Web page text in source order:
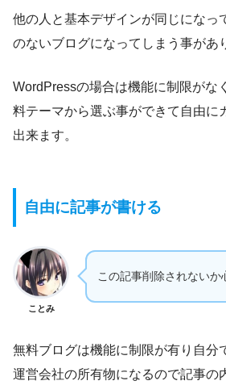
他の人と基本デザインが同じになっ
のないブログになってしまう事があ
WordPressの場合は機能に制限がな
料テーマから選ぶ事ができて自由に
出来ます。
自由に記事が書ける
ことみ
この記事削除されないか
無料ブログは機能に制限が有り自分
運営会社の所有物になるので記事の